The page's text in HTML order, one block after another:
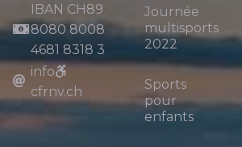
IBAN CH89
8080 8008
4681 8318 3
info
cfrnv.ch
Journée
multisports
2022
Sports
pour
enfants